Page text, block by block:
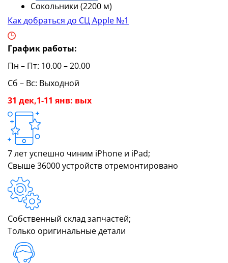
Сокольники (2200 м)
Как добраться до СЦ Apple №1
График работы:
Пн – Пт: 10.00 – 20.00
Сб – Вс: Выходной
31 дек,1-11 янв: вых
7 лет успешно чиним iPhone и iPad;
Свыше 36000 устройств отремонтировано
Собственный склад запчастей;
Только оригинальные детали